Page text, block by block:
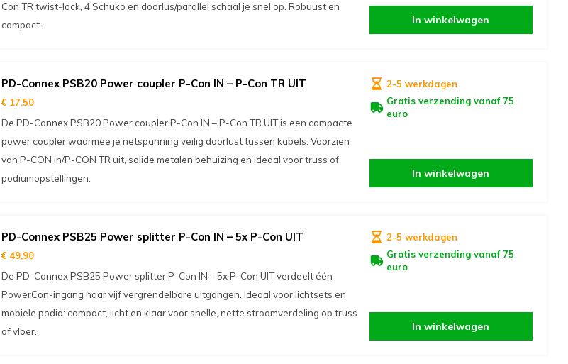
Con TR twist-lock, 4 Schuko en doorlus/parallel schaal je snel op. Robuust en
compact.
In winkelwagen
PD-Connex PSB20 Power coupler P-Con IN – P-Con TR UIT
€ 17,50
De PD-Connex PSB20 Power coupler P-Con IN – P-Con TR UIT is een compacte
power coupler waarmee je netspanning veilig doorlust tussen kabels. Voorzien
van P-CON in/P-CON TR uit, solide metalen behuizing en ideaal voor truss of
podiumopstellingen.
2-5 werkdagen
Gratis verzending vanaf 75
euro
In winkelwagen
PD-Connex PSB25 Power splitter P-Con IN – 5x P-Con UIT
€ 49,90
De PD-Connex PSB25 Power splitter P-Con IN – 5x P-Con UIT verdeelt één
PowerCon-ingang naar vijf vergrendelbare uitgangen. Ideaal voor lichtsets en
mobiele podia: compact, licht en klaar voor snelle, nette stroomverdeling op truss
of vloer.
2-5 werkdagen
Gratis verzending vanaf 75
euro
In winkelwagen